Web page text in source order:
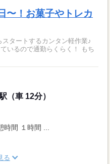
〜！お菓子やトレカ
タートするカンタン軽作業♪
いるので通勤らくらく！ もち
（車 12分）
間 １時間 ...
る